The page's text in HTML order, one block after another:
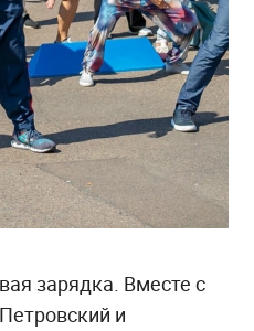
зарядка. Вместе с
и